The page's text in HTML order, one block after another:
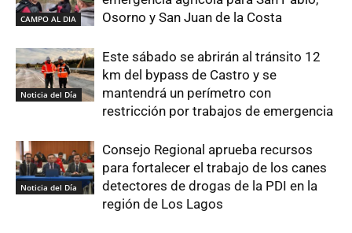
CAMPO AL DIA
Osorno y San Juan de la Costa
Noticia del Día
Este sábado se abrirán al tránsito 12
km del bypass de Castro y se
mantendrá un perímetro con
restricción por trabajos de emergencia
Noticia del Día
Consejo Regional aprueba recursos
para fortalecer el trabajo de los canes
detectores de drogas de la PDI en la
región de Los Lagos